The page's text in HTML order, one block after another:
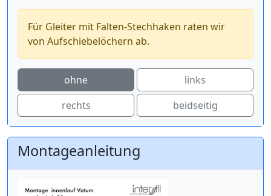
Für Gleiter mit Falten-Stechhaken raten wir
von Aufschiebelöchern ab.
ohne
links
rechts
beidseitig
Montageanleitung